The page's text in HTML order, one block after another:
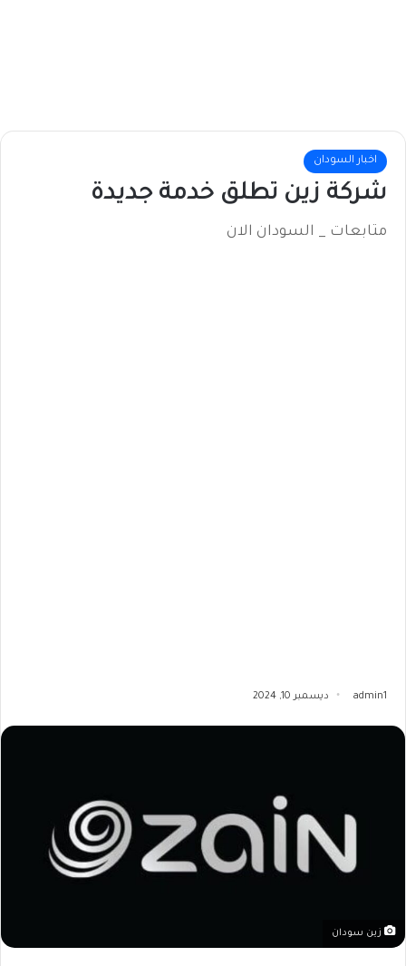
اخبار السودان
شركة زين تطلق خدمة جديدة
متابعات _ السودان الان
admin1 ديسمبر 10, 2024
زين سودان